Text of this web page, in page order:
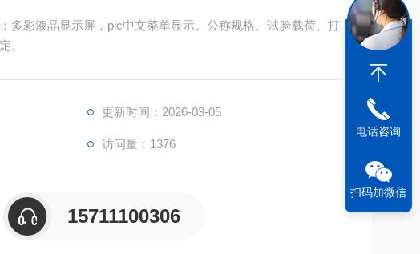
多彩液晶显示屏，plc中文菜单显示。公称规格、试验载荷、打
。
更新时间：2026-03-05
访问量：1376
15711100306
电话咨询
扫码加微信